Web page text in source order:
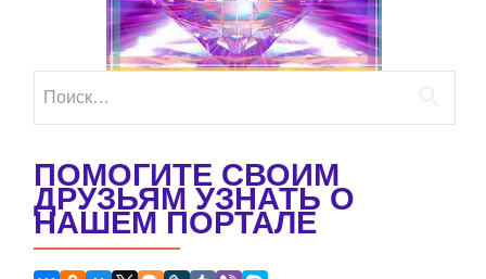
ПОМОГИТЕ СВОИМ
ДРУЗЬЯМ УЗНАТЬ О
НАШЕМ ПОРТАЛЕ